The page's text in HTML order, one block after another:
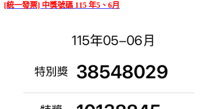
[統一發票] 中獎號碼 115 年5、6月